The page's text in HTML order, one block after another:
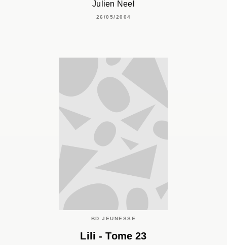
Julien Neel
26/05/2004
BD JEUNESSE
Lili - Tome 23